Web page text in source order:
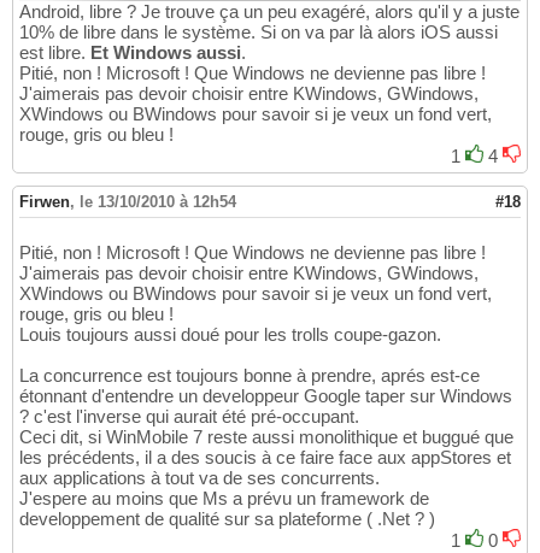
Android, libre ? Je trouve ça un peu exagéré, alors qu'il y a juste
10% de libre dans le système. Si on va par là alors iOS aussi
est libre. Et Windows aussi.
Pitié, non ! Microsoft ! Que Windows ne devienne pas libre !
J'aimerais pas devoir choisir entre KWindows, GWindows,
XWindows ou BWindows pour savoir si je veux un fond vert,
rouge, gris ou bleu !
1
4
Firwen, le 13/10/2010 à 12h54 #18
Pitié, non ! Microsoft ! Que Windows ne devienne pas libre !
J'aimerais pas devoir choisir entre KWindows, GWindows,
XWindows ou BWindows pour savoir si je veux un fond vert,
rouge, gris ou bleu !
Louis toujours aussi doué pour les trolls coupe-gazon.
La concurrence est toujours bonne à prendre, aprés est-ce
étonnant d'entendre un developpeur Google taper sur Windows
? c'est l'inverse qui aurait été pré-occupant.
Ceci dit, si WinMobile 7 reste aussi monolithique et buggué que
les précédents, il a des soucis à ce faire face aux appStores et
aux applications à tout va de ses concurrents.
J'espere au moins que Ms a prévu un framework de
developpement de qualité sur sa plateforme ( .Net ? )
1
0